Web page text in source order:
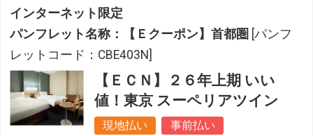
インターネット限定
パンフレット名称：【Ｅクーポン】首都圏 [パンフ
レットコード：CBE403N]
【ＥＣＮ】２６年上期 いい
値！東京 スーペリアツイン
現地払い
事前払い